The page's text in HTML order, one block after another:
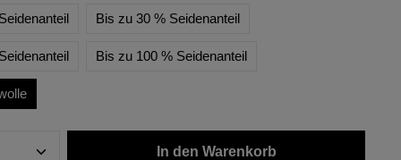
Bis zu 30 % Seidenanteil
Bis zu 100 % Seidenanteil
In den Warenkorb